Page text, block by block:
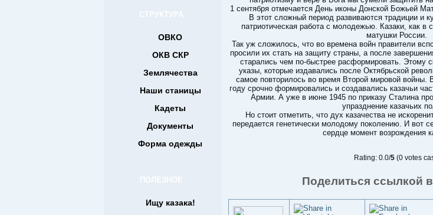
СТРУКТУРА
ОВКО
ОКВ СКР
Землячества
Наши станицы
Кадеты
Документы
Форма одежды
ПОЛЕЗНОЕ
Ищу казака!
1 сентября отмечается День иконы Донской Божьей
В этот сложный период развиваются традиции и
патриотическая работа с молодежью. Казаки, как в
матушки России.
Так уж сложилось, что во времена войн правители
просили их стать на защиту страны, а после
старались чем по-быстрее расформировать. Этому
указы, которые издавались после Октябрьской
самое повторилось во время Второй мировой войны.
году срочно формировались и создавались казачьи
Армии. А уже в июне 1945 по приказу Сталина
упразднение казачьих
Но стоит отметить, что дух казачества не
передается генетически молодому поколению. И вот
сердце момент возрождения
Rating: 0.0/5 (0 votes
Поделиться ссылкой